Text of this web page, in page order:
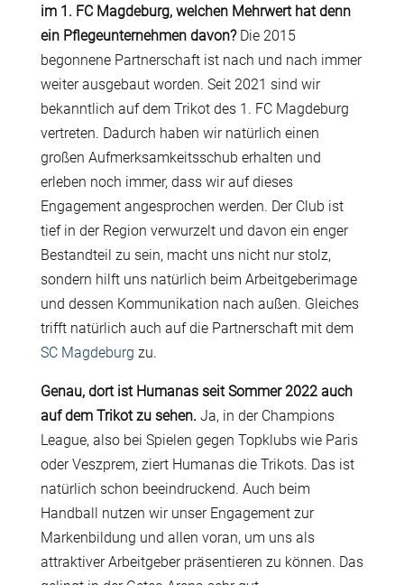
im 1. FC Magdeburg, welchen Mehrwert hat denn
ein Pflegeunternehmen davon?Die 2015
begonnene Partnerschaft ist nach und nach immer
weiter ausgebaut worden. Seit 2021 sind wir
bekanntlich auf dem Trikot des 1. FC Magdeburg
vertreten. Dadurch haben wir natürlich einen
großen Aufmerksamkeitsschub erhalten und
erleben noch immer, dass wir auf dieses
Engagement angesprochen werden. Der Club ist
tief in der Region verwurzelt und davon ein enger
Bestandteil zu sein, macht uns nicht nur stolz,
sondern hilft uns natürlich beim Arbeitgeberimage
und dessen Kommunikation nach außen. Gleiches
trifft natürlich auch auf die Partnerschaft mit dem
SC Magdeburg zu.
Genau, dort ist Humanas seit Sommer 2022 auch
auf dem Trikot zu sehen. Ja, in der Champions
League, also bei Spielen gegen Topklubs wie Paris
oder Veszprem, ziert Humanas die Trikots. Das ist
natürlich schon beeindruckend. Auch beim
Handball nutzen wir unser Engagement zur
Markenbildung und allen voran, um uns als
attraktiver Arbeitgeber präsentieren zu können. Das